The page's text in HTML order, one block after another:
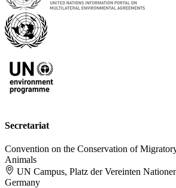
Secretariat
Convention on the Conservation of
Animals
UN Campus, Platz der Vereinten
Germany